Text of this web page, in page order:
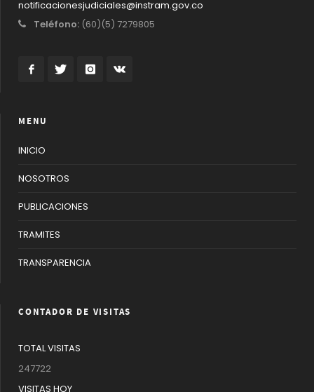
notificacionesjudiciales@instram.gov.co
Teléfono: (60)(5) 7279805
MENU
INICIO
NOSOTROS
PUBLICACIONES
TRAMITES
TRANSPARENCIA
CONTADOR DE VISITAS
TOTAL VISITAS
247722
VISITAS HOY